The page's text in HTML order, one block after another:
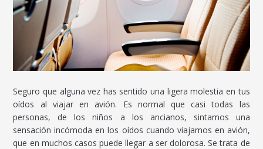
Seguro que alguna vez has sentido una ligera molestia en tus
oídos al viajar en avión. Es normal que casi todas las
personas, de los niños a los ancianos, sintamos una
sensación incómoda en los oídos cuando viajamos en avión,
que en muchos casos puede llegar a ser dolorosa. Se trata de